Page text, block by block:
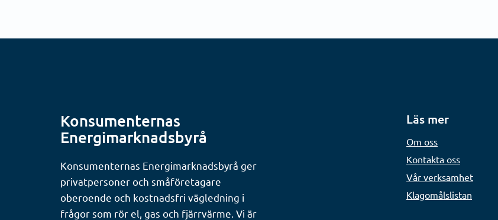
Konsumenternas
Energimarknadsbyrå
Konsumenternas Energimarknadsbyrå ger
privatpersoner och småföretagare
oberoende och kostnadsfri vägledning i
frågor som rör el, gas och fjärrvärme. Vi är
Läs mer
Om oss
Kontakta oss
Vår verksamhet
Klagomålslistan